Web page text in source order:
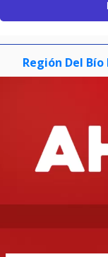
Región Del Bío